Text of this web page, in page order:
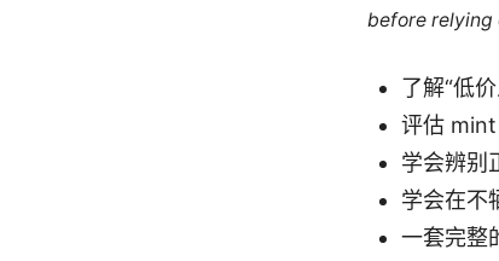
before relying
了解“低
评估 mint
学会辨别
学会在不
一套完整